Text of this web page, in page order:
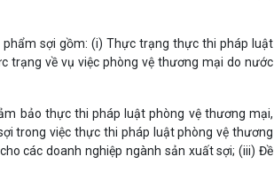
sợi gồm: (i) Thực trạng thực thi pháp luật
trạng về vụ việc phòng vệ thương mại do nước
bảo thực thi pháp luật phòng vệ thương mại,
trong việc thực thi pháp luật phòng vệ thương
các doanh nghiệp ngành sản xuất sợi; (iii) Đề